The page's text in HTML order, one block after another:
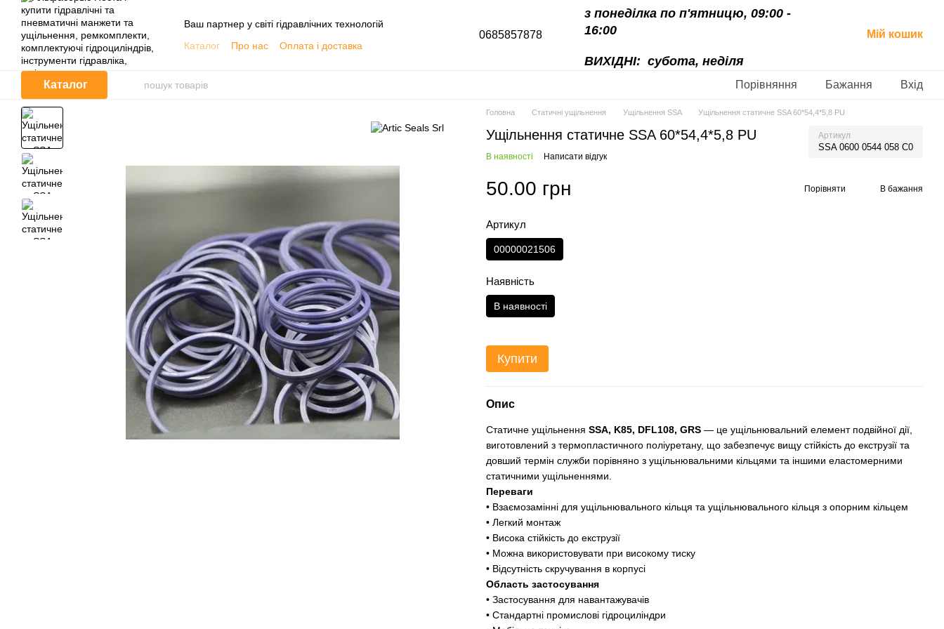
Перейти до основного контенту
Ваш партнер у світі гідравлічних технологій
Каталог
Про нас
Оплата і доставка
Корисна інформація, Каталоги
0685857878
з понеділка по п'ятницю, 09:00 -
16:00
ВИХІДНІ: субота, неділя
Мій кошик
Каталог Порівняння Бажання Вхід
Головна Статичні ущільнення Ущільнення SSA Ущільнення статичне SSA 60*54,4*5,8 PU
Ущільнення статичне SSA 60*54,4*5,8 PU Артикул
SSA 0600 0544 058 C0
В наявності Написати відгук
50.00 грн Порівняти В бажання
Артикул
00000021506
Наявність
В наявності
Купити
Опис
Статичне ущільнення SSA, K85, DFL108, GRS — це ущільнювальний елемент подвійної дії,
виготовлений з термопластичного поліуретану, що забезпечує вищу стійкість до екструзії та
довший термін служби порівняно з ущільнювальними кільцями та іншими еластомерними
статичними ущільненнями.
Переваги
• Взаємозамінні для ущільнювального кільця та ущільнювального кільця з опорним кільцем
• Легкий монтаж
• Висока стійкість до екструзії
• Можна використовувати при високому тиску
• Відсутність скручування в корпусі
Область застосування
• Застосування для навантажувачів
• Стандартні промислові гідроциліндри